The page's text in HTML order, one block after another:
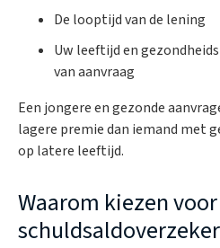
De looptijd van de lening
Uw leeftijd en
van aanvraag
Een jongere en gezonde
lagere premie dan iemand met
op latere leeftijd.
Waarom kiezen